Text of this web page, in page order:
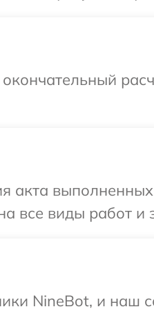
акта
все виды работ и
NineBot, и наш